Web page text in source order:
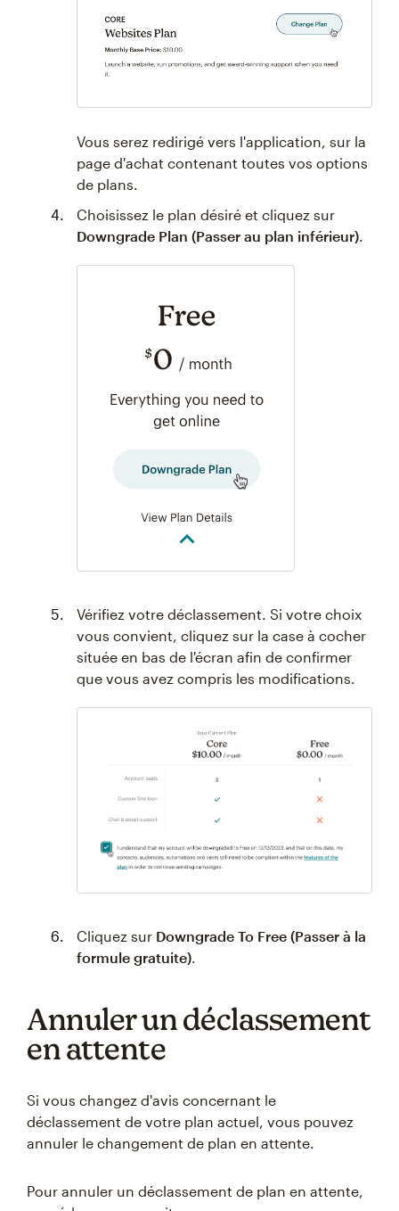
Vous serez redirigé vers l'application, sur la
page d'achat contenant toutes vos options
de plans.
Choisissez le plan désiré et cliquez sur
Downgrade Plan (Passer au plan inférieur).
Vérifiez votre déclassement. Si votre choix
vous convient, cliquez sur la case à cocher
située en bas de l'écran afin de confirmer
que vous avez compris les modifications.
Cliquez sur Downgrade To Free (Passer à la
formule gratuite).
Annuler un déclassement
en attente
Si vous changez d'avis concernant le
déclassement de votre plan actuel, vous pouvez
annuler le changement de plan en attente.
Pour annuler un déclassement de plan en attente,